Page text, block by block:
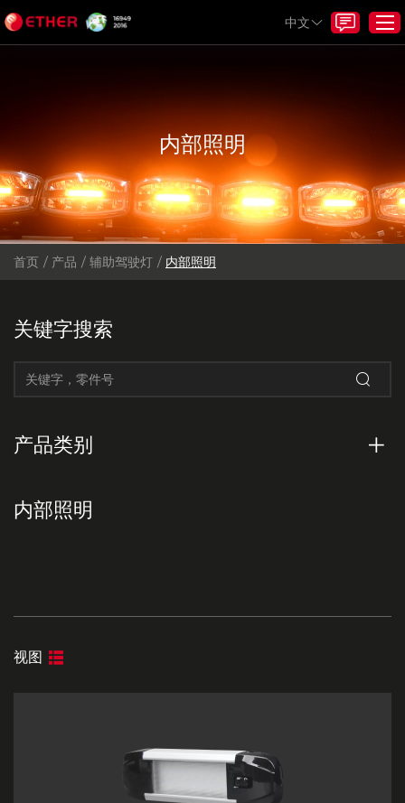
首页
产品
关于我们
服务
项目和解决方案
资源
中文
内部照明
首页 / 产品 / 辅助驾驶灯 / 内部照明
关键字搜索
产品类别
内部照明
视图